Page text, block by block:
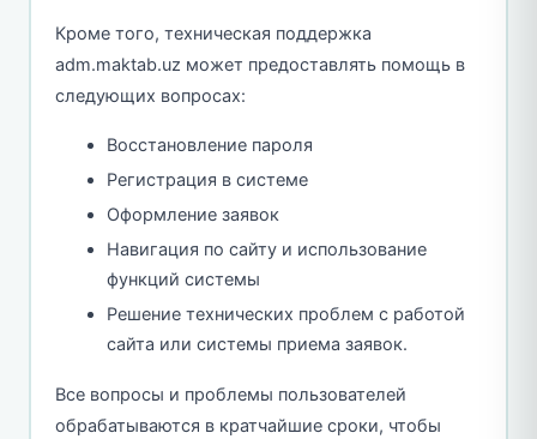
Кроме того, техническая поддержка
adm.maktab.uz может предоставлять помощь в
следующих вопросах:
Восстановление пароля
Регистрация в системе
Оформление заявок
Навигация по сайту и использование
функций системы
Решение технических проблем с работой
сайта или системы приема заявок.
Все вопросы и проблемы пользователей
обрабатываются в кратчайшие сроки, чтобы